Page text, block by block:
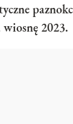
2023.